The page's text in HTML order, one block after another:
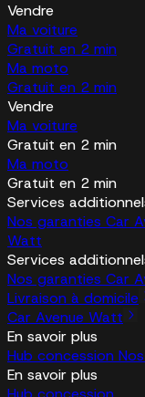
Vendre
Ma voiture
Gratuit en 2 min
Ma moto
Gratuit en 2 min
Vendre
Ma voiture
Gratuit en 2 min
Ma moto
Gratuit en 2 min
Services
Nos garanties Car
Watt
Services
Nos garanties Car
Livraison à domicile
Car Avenue Watt
En savoir plus
Hub concession
En savoir plus